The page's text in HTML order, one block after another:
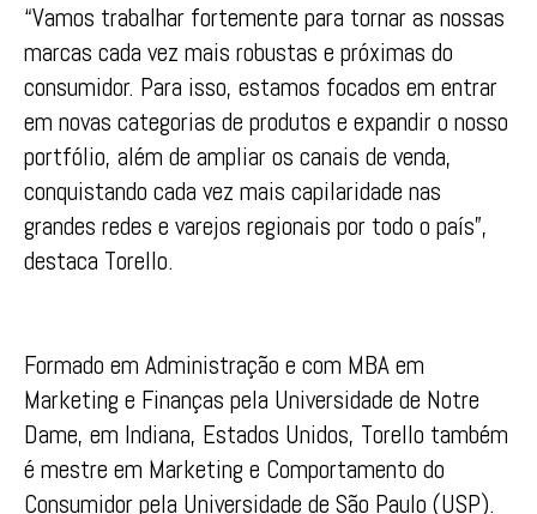
“Vamos trabalhar fortemente para tornar as nossas
marcas cada vez mais robustas e próximas do
consumidor. Para isso, estamos focados em entrar
em novas categorias de produtos e expandir o nosso
portfólio, além de ampliar os canais de venda,
conquistando cada vez mais capilaridade nas
grandes redes e varejos regionais por todo o país”,
destaca Torello.
Formado em Administração e com MBA em
Marketing e Finanças pela Universidade de Notre
Dame, em Indiana, Estados Unidos, Torello também
é mestre em Marketing e Comportamento do
Consumidor pela Universidade de São Paulo (USP).